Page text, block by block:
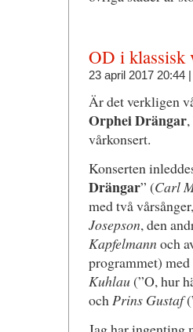
OD i klassisk
23 april 2017 20:44 |
Är det verkligen
Orphei Drängar,
vårkonsert.
Konserten
Drängar” (Carl
med två
Josepson, den
Kapfelmannoch
programmet) med
Kuhlau(”O, hur
ochPrins Gustaf